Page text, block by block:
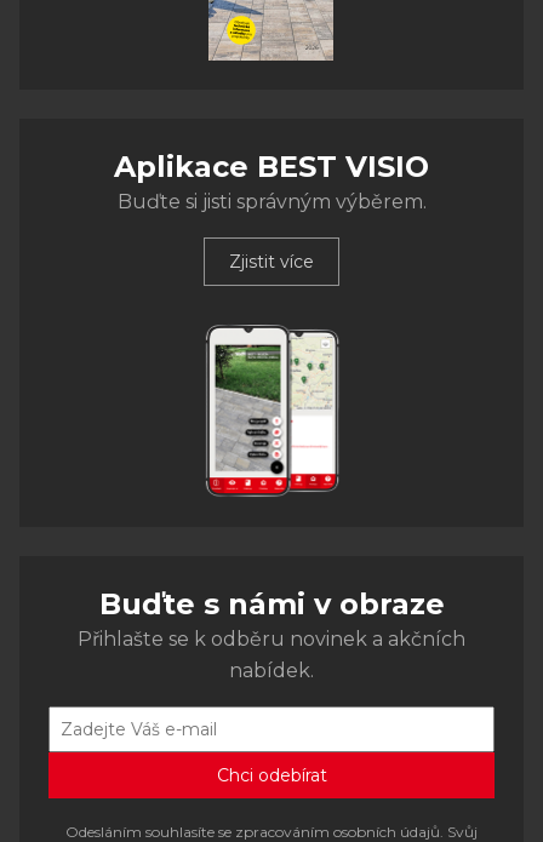
Aplikace BEST VISIO
Buďte si jisti správným výběrem.
Zjistit více
Buďte s námi v obraze
Přihlašte se k odběru novinek a akčních
nabídek.
Odesláním souhlasíte se zpracováním osobních údajů. Svůj